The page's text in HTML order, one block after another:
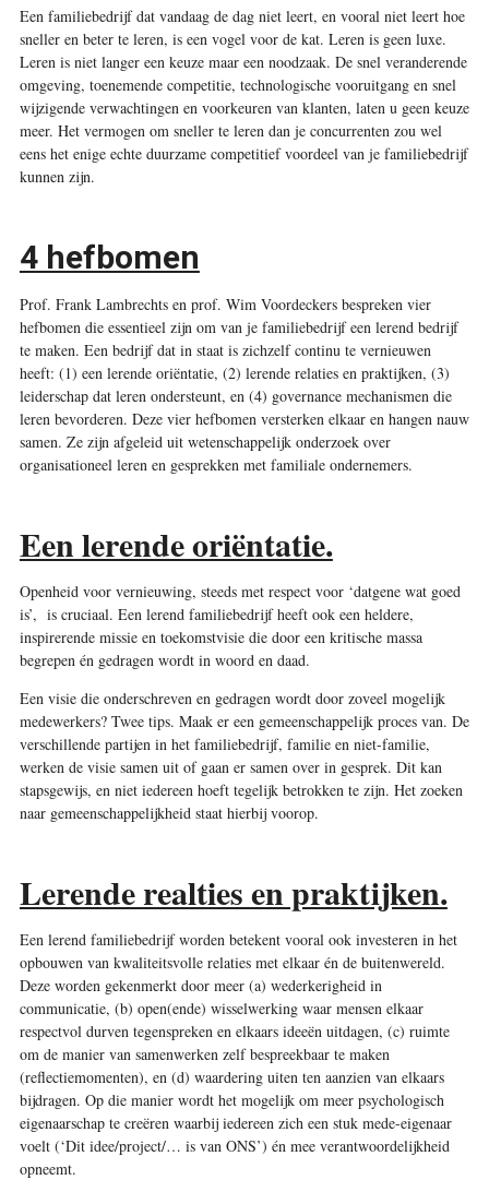
Een familiebedrijf dat vandaag de dag niet leert, en vooral niet leert hoe
sneller en beter te leren, is een vogel voor de kat. Leren is geen luxe.
Leren is niet langer een keuze maar een noodzaak. De snel veranderende
omgeving, toenemende competitie, technologische vooruitgang en snel
wijzigende verwachtingen en voorkeuren van klanten, laten u geen keuze
meer. Het vermogen om sneller te leren dan je concurrenten zou wel
eens het enige echte duurzame competitief voordeel van je familiebedrijf
kunnen zijn.
4 hefbomen
Prof. Frank Lambrechts en prof. Wim Voordeckers bespreken vier
hefbomen die essentieel zijn om van je familiebedrijf een lerend bedrijf
te maken. Een bedrijf dat in staat is zichzelf continu te vernieuwen
heeft: (1) een lerende oriëntatie, (2) lerende relaties en praktijken, (3)
leiderschap dat leren ondersteunt, en (4) governance mechanismen die
leren bevorderen. Deze vier hefbomen versterken elkaar en hangen nauw
samen. Ze zijn afgeleid uit wetenschappelijk onderzoek over
organisationeel leren en gesprekken met familiale ondernemers.
Een lerende oriëntatie.
Openheid voor vernieuwing, steeds met respect voor ‘datgene wat goed
is’, is cruciaal. Een lerend familiebedrijf heeft ook een heldere,
inspirerende missie en toekomstvisie die door een kritische massa
begrepen én gedragen wordt in woord en daad.
Een visie die onderschreven en gedragen wordt door zoveel mogelijk
medewerkers? Twee tips. Maak er een gemeenschappelijk proces van. De
verschillende partijen in het familiebedrijf, familie en niet-familie,
werken de visie samen uit of gaan er samen over in gesprek. Dit kan
stapsgewijs, en niet iedereen hoeft tegelijk betrokken te zijn. Het zoeken
naar gemeenschappelijkheid staat hierbij voorop.
Lerende realties en praktijken.
Een lerend familiebedrijf worden betekent vooral ook investeren in het
opbouwen van kwaliteitsvolle relaties met elkaar én de buitenwereld.
Deze worden gekenmerkt door meer (a) wederkerigheid in
communicatie, (b) open(ende) wisselwerking waar mensen elkaar
respectvol durven tegenspreken en elkaars ideeën uitdagen, (c) ruimte
om de manier van samenwerken zelf bespreekbaar te maken
(reflectiemomenten), en (d) waardering uiten ten aanzien van elkaars
bijdragen. Op die manier wordt het mogelijk om meer psychologisch
eigenaarschap te creëren waarbij iedereen zich een stuk mede-eigenaar
voelt (‘Dit idee/project/… is van ONS’) én mee verantwoordelijkheid
opneemt.